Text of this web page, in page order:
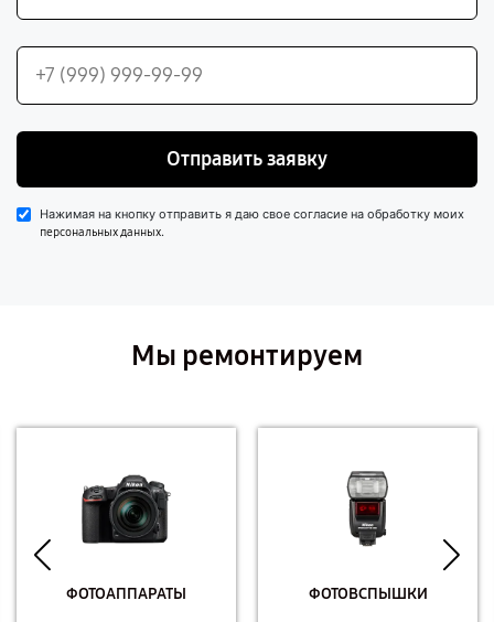
Отправить заявку
Нажимая на кнопку отправить я даю свое согласие на обработку моих
персональных данных.
Мы ремонтируем
ФОТОАППАРАТЫ ФОТОВСПЫШКИ